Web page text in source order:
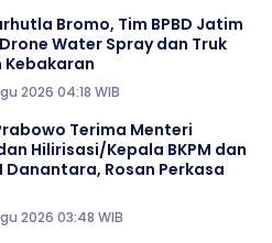
Bromo, Tim BPBD Jatim
Water Spray dan Truk
Kebakaran
2026 04:18 WIB
Terima Menteri
Hilirisasi/Kepala BKPM dan
Danantara, Rosan Perkasa
2026 03:48 WIB